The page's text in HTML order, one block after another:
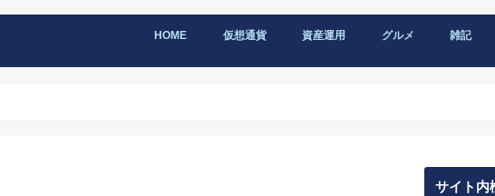
HOME 仮想通貨 資産運用 グルメ 雑記
サイト内